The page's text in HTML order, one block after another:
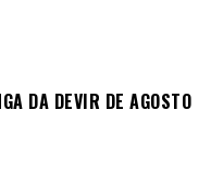
DA DEVIR DE AGOSTO